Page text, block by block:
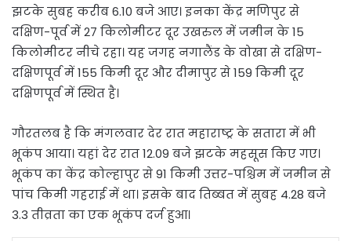
झटके सुबह करीब 6.10 बजे आए। इनका केंद्र मणिपुर से
दक्षिण-पूर्व में 27 किलोमीटर दूर उखरुल में जमीन के 15
किलोमीटर नीचे रहा। यह जगह नगालैंड के वोखा से दक्षिण-
दक्षिणपूर्व में 155 किमी दूर और दीमापुर से 159 किमी दूर
दक्षिणपूर्व में स्थित है।
गौरतलब है कि मंगलवार देर रात महाराष्ट्र के सतारा में भी
भूकंप आया। यहां देर रात 12.09 बजे झटके महसूस किए गए।
भूकंप का केंद्र कोल्हापुर से 91 किमी उत्तर-पश्चिम में जमीन से
पांच किमी गहराई में था। इसके बाद तिब्बत में सुबह 4.28 बजे
3.3 तीव्रता का एक भूकंप दर्ज हुआ।